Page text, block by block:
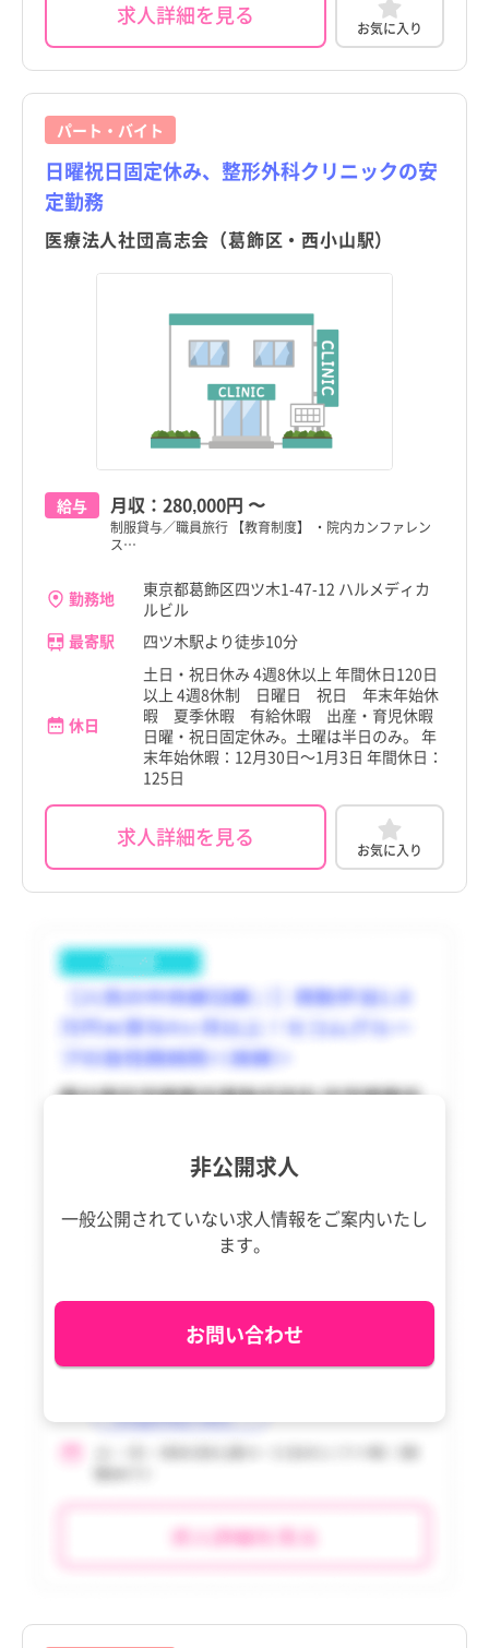
京都府
大阪府
兵庫県
奈良県
和歌山県
鳥取県
徳島県
香川県
高知県
福岡県
大分県
宮崎県
沖縄県
tax_region
小金井市
小平市
日野市
東村山市
国分寺市
国立市
東久留米市
多摩市
羽村市
あきる野市
西東京市
日の出町
檜原村
奥多摩町
大島町
利島村
新島村
神津島村
八丈町
小笠原村
京成金町駅
新柴又駅
京成高砂駅
新小岩駅
青砥駅
その他（福祉・介護関係資格など）
その他
その他
パート・アルバイト（夜勤なし）
パート・アルバイト（夜勤のみ）
電子カルテあり
駅近
高給与
求人詳細を見る お気に入り
パート・バイト
日曜祝日固定休み、整形外科クリニックの安
定勤務
医療法人社団高志会（葛飾区・西小山駅）
給与 月収： 280,000円 〜
制服貸与／職員旅行 【教育制度】 ・院内カンファレン
ス…
勤務地
東京都葛飾区四ツ木1-47-12 ハルメディカ
ルビル
最寄駅
四ツ木駅より徒歩10分
休日
土日・祝日休み 4週8休以上 年間休日120日
以上 4週8休制 日曜日 祝日 年末年始休
暇 夏季休暇 有給休暇 出産・育児休暇
日曜・祝日固定休み。土曜は半日のみ。 年
末年始休暇：12月30日～1月3日 年間休日：
125日
求人詳細を見る お気に入り
非公開求人
一般公開されていない求人情報をご案内いたし
ます。
お問い合わせ
京都府
大阪府
兵庫県
奈良県
和歌山県
鳥取県
徳島県
香川県
高知県
福岡県
大分県
宮崎県
沖縄県
tax_region
小金井市
小平市
日野市
東村山市
国分寺市
国立市
東久留米市
多摩市
羽村市
あきる野市
西東京市
日の出町
檜原村
奥多摩町
大島町
利島村
新島村
神津島村
八丈町
小笠原村
京成金町駅
新柴又駅
京成高砂駅
新小岩駅
青砥駅
その他（福祉・介護関係資格など）
その他
その他
パート・アルバイト（夜勤なし）
パート・アルバイト（夜勤のみ）
電子カルテあり
駅近
高給与